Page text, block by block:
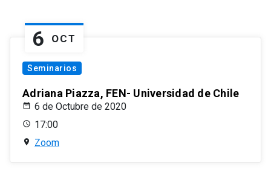
6 OCT
Seminarios
Adriana Piazza, FEN- Universidad de Chile
6 de Octubre de 2020
17:00
Zoom